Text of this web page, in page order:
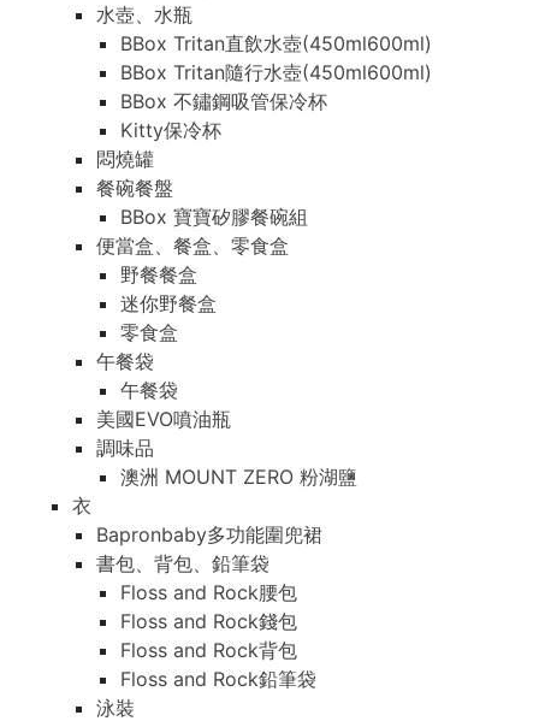
水壺、水瓶
BBox Tritan直飲水壺(450ml600ml)
BBox Tritan隨行水壺(450ml600ml)
BBox 不鏽鋼吸管保冷杯
Kitty保冷杯
悶燒罐
餐碗餐盤
BBox 寶寶矽膠餐碗組
便當盒、餐盒、零食盒
野餐餐盒
迷你野餐盒
零食盒
午餐袋
午餐袋
美國EVO噴油瓶
調味品
澳洲 MOUNT ZERO 粉湖鹽
衣
Bapronbaby多功能圍兜裙
書包、背包、鉛筆袋
Floss and Rock腰包
Floss and Rock錢包
Floss and Rock背包
Floss and Rock鉛筆袋
泳裝